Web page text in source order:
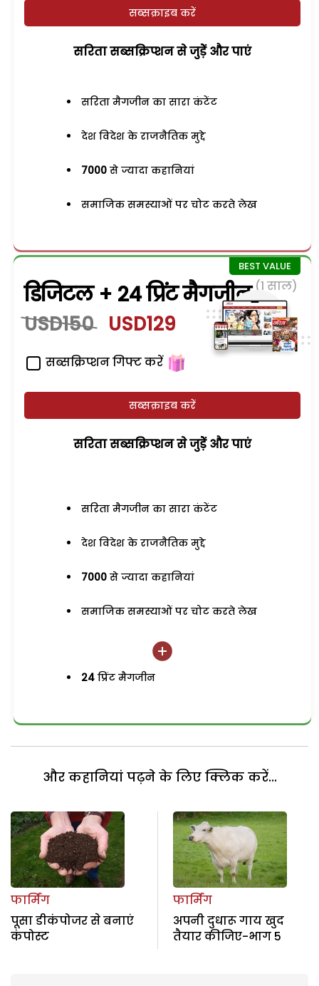
सब्सक्राइब करें
सरिता सब्सक्रिप्शन से जुड़ेें और पाएं
सरिता मैगजीन का सारा कंटेंट
देश विदेश के राजनैतिक मुद्दे
7000 से ज्यादा कहानियां
समाजिक समस्याओं पर चोट करते लेख
डिजिटल + 24 प्रिंट मैगजीन (1 साल)
USD150 USD129
सब्सक्रिप्शन गिफ्ट करें
सब्सक्राइब करें
सरिता सब्सक्रिप्शन से जुड़ेें और पाएं
सरिता मैगजीन का सारा कंटेंट
देश विदेश के राजनैतिक मुद्दे
7000 से ज्यादा कहानियां
समाजिक समस्याओं पर चोट करते लेख
24 प्रिंट मैगजीन
और कहानियां पढ़ने के लिए क्लिक करें...
फार्मिंग
पूसा डीकंपोजर से बनाएं
कंपोस्ट
फार्मिंग
अपनी दुधारू गाय खुद
तैयार कीजिए-भाग 5